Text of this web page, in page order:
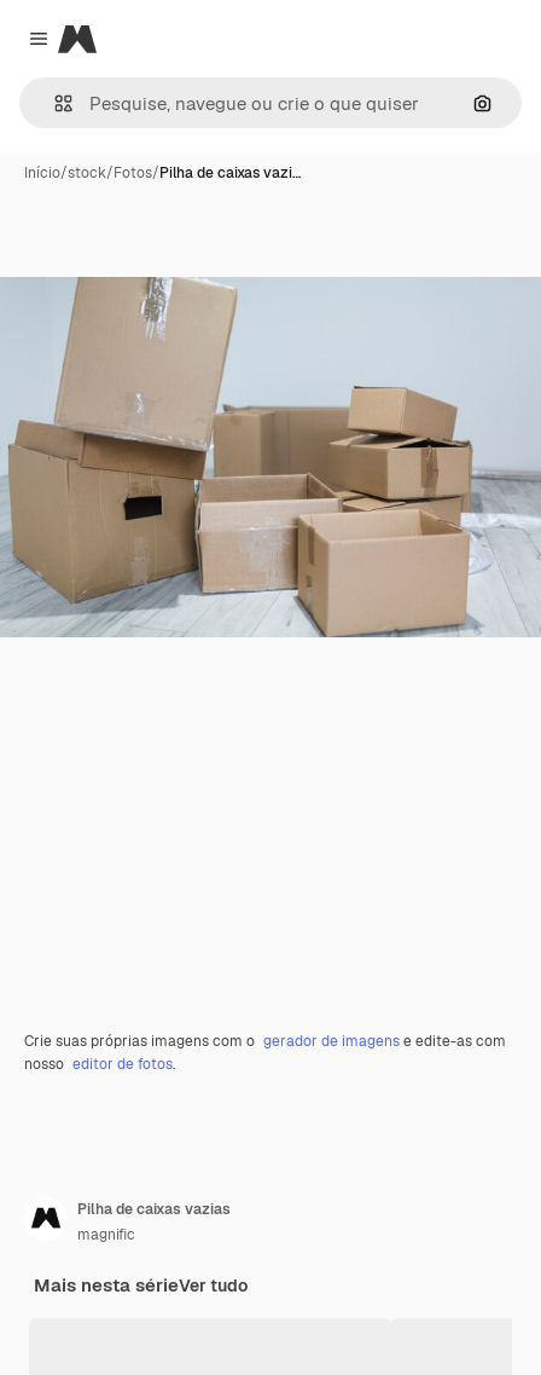
Close menu
Magnific
Início/stock/Fotos/Pilha de caixas vazi…
Crie suas próprias imagens com o gerador de imagense edite-as com
nosso editor de fotos.
Pilha de caixas vazias
magnific
Mais nesta sérieVer tudo